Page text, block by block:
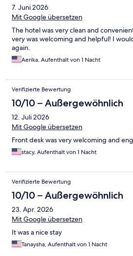
7. Juni 2026
Mit Google übersetzen
The hotel was very clean and
very was welcoming and helpful! I
again.
Aerika, Aufenthalt von 1 Nacht
Verifizierte Bewertung
10/10 – Außergewöhnlich
12. Juli 2026
Mit Google übersetzen
Front desk was very welcoming and
stacy, Aufenthalt von 1 Nacht
Verifizierte Bewertung
10/10 – Außergewöhnlich
23. Apr. 2026
Mit Google übersetzen
It was a nice stay
Tanaysha, Aufenthalt von 1 Nacht